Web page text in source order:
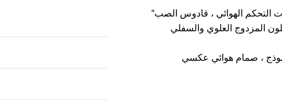
“آلات تشكيل المصاصة بواسطة آلة الصب ذات التحكم الهوائي ، قادوس الصب
سطح النموذج ، صمام هوائي عكسي